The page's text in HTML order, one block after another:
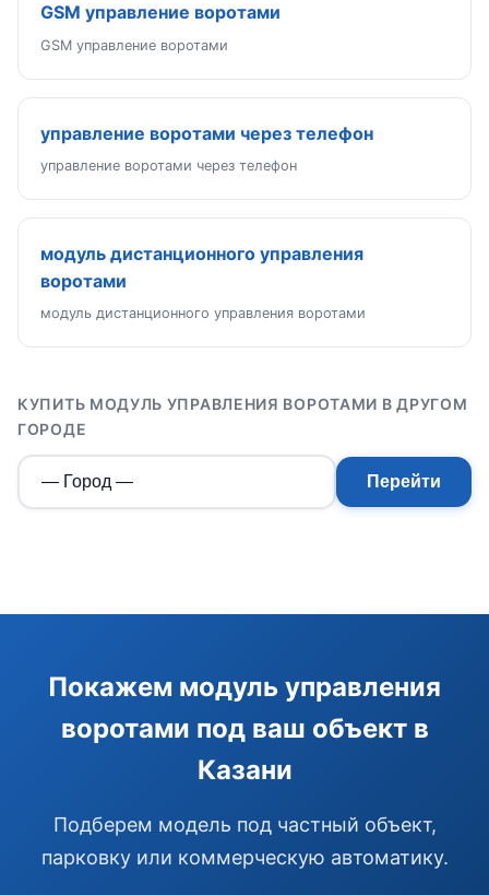
GSM управление воротами
GSM управление воротами
управление воротами через телефон
управление воротами через телефон
модуль дистанционного управления
воротами
модуль дистанционного управления воротами
КУПИТЬ МОДУЛЬ УПРАВЛЕНИЯ ВОРОТАМИ В ДРУГОМ
ГОРОДЕ
Перейти
Покажем модуль управления
воротами под ваш объект в
Казани
Подберем модель под частный объект,
парковку или коммерческую автоматику.
Э
Здравствуйте!
Помогу подобрать GSM-сигнализацию,
модуль управления или готовый комплект.
Подобрать сигнализацию